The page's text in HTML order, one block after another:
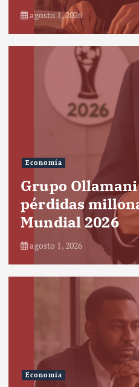
agosto 1, 2026
Economía
Grupo
pérdidas
Mundial 2026
agosto 1, 2026
Economía